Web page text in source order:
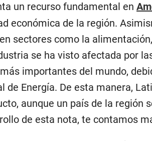
un recurso fundamental en
económica de la región.
sectores como la
se ha visto afectada por
importantes del mundo,
de Energía. De esta manera,
aunque un país de la región
de esta nota, te contamos